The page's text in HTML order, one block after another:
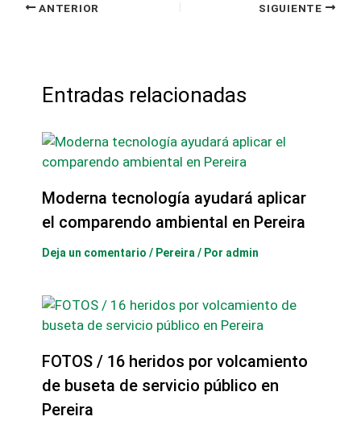
ANTERIOR SIGUIENTE
Entradas relacionadas
Moderna tecnología ayudará aplicar
el comparendo ambiental en Pereira
Deja un comentario / Pereira/ Por admin
FOTOS / 16 heridos por volcamiento
de buseta de servicio público en
Pereira